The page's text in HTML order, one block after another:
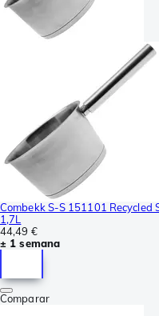
Combekk S-S 151101 Recycled
1,7L
44,49 €
± 1 semana
Comparar